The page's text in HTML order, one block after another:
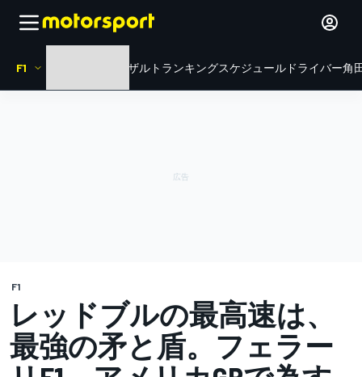
F1 リザルト ランキングスケジュール ドライバー角
F1
レッドブルの最高速は、
最強の矛と盾。フェラー